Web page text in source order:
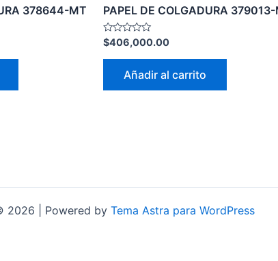
378644-MT PAPEL DE COLGADURA
Valorado
con
0
$406,000.00
Añadir al carrito
2026 | Powered by Tema Astra para WordPress